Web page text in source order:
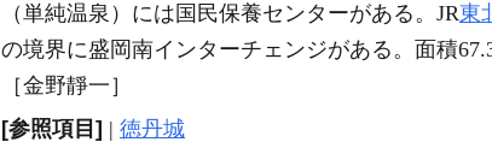
（単純温泉）には国民保養センターがある。JR東
の境界に盛岡南インターチェンジがある。面積
［金野靜一］
[参照項目] | 徳丹城